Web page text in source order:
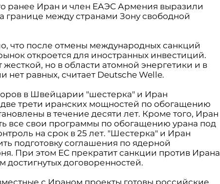
ранее Иран и член ЕАЭС Армения выразили
границе между странами Зону свободной
что после отмены международных санкций
откроется для иностранных инвестиций.
жесткой, но в области атомной энергетики и в
нет равных, считает Deutsche Welle.
в Швейцарии "шестерка" и Иран
две трети иранских мощностей по обогащению
в течение десяти лет. Кроме того, Иран
все свои программы по обогащению урана под
на срок в 25 лет. "Шестерка" и Иран
подготовку соглашения по ядерной
При этом ЕС прекратит санкции против Ирана
договоренностей.
с Ираном проекты готовы российские